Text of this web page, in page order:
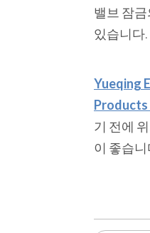
밸브 잠
있습니다.
Yueqing
Products
기 전에
이 좋습니